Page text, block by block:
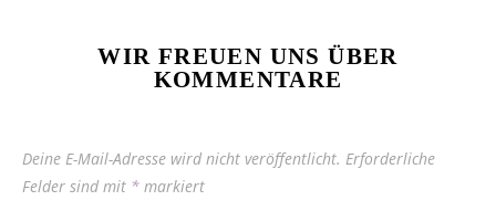
WIR FREUEN UNS ÜBER
KOMMENTARE
Deine E-Mail-Adresse wird nicht veröffentlicht. Erforderliche
Felder sind mit * markiert